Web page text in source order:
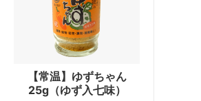
【常温】ゆずちゃん
25g（ゆず入七味）